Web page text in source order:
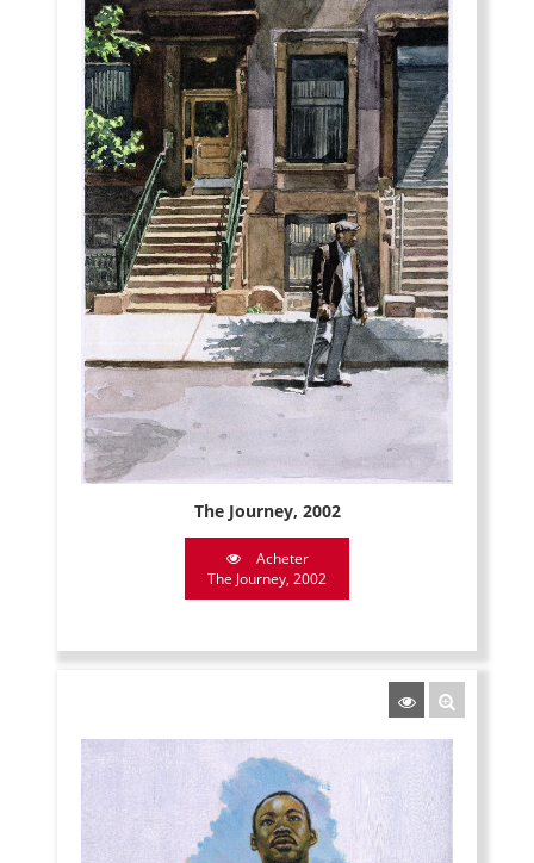
The Journey, 2002
Acheter
The Journey, 2002